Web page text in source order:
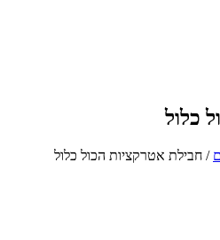
כלול
/ חבילת אטרקציות הכול כלול